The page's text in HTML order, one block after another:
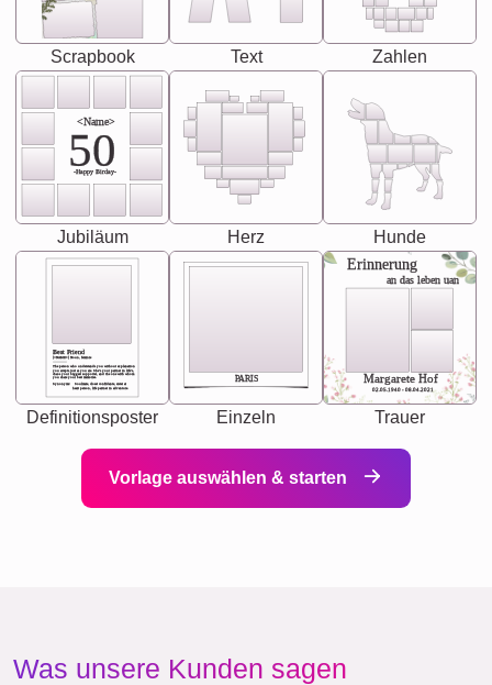
Scrapbook Text Zahlen
<Name>
50
-Happy Birday-
Jubiläum Herz Hunde
Best Friend
[<NAME>] Noun, feminie
Synonyms: Soulmate, closet confidante, sister at
heart person, life partner in adventure.
The person who understands you without explanation
you accepts just as you are. She's your partner in life's,
chaos your biggest supporter, and the one with whom
you share your best memories.
Definitionsposter
PARIS
Einzeln
Erinnerung
an das leben uan
Margarete Hof
02.05.1940 - 08.04.2021
Trauer
Vorlage auswählen & starten
Was unsere Kunden sagen